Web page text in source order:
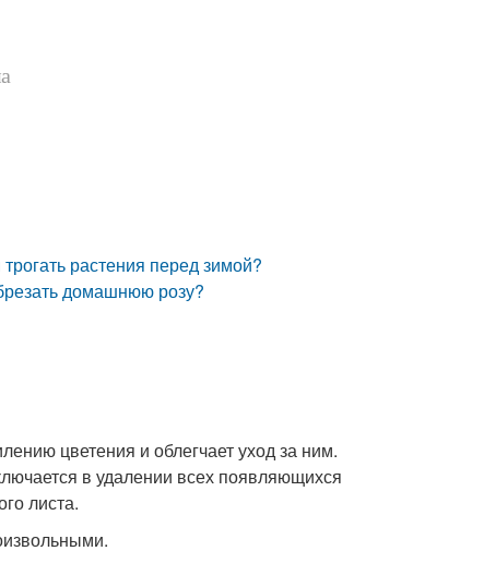
растения перед зимой?
домашнюю розу?
цветения и облегчает уход за ним.
в удалении всех появляющихся
листа.